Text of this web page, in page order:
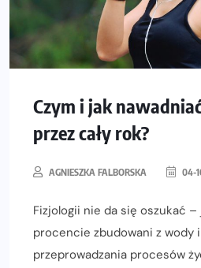
Czym i jak
przez cały rok?
AGNIESZKA FALBORSKA 04-
Fizjologii nie da się oszukać
procencie zbudowani z wody
przeprowadzania procesów